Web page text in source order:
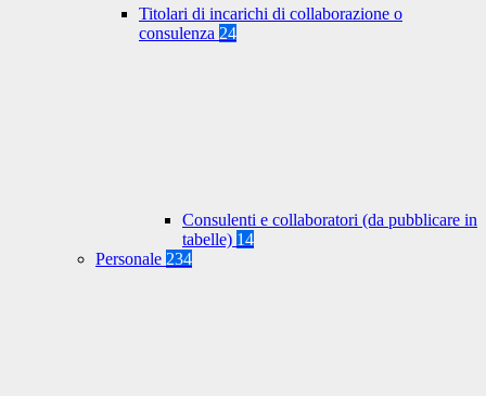
Titolari di incarichi di collaborazione o
consulenza 24
Consulenti e collaboratori (da pubblicare in
tabelle) 14
Personale 234